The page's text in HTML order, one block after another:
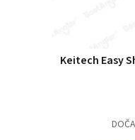
Keitech Easy